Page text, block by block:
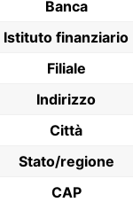
Banca
Istituto finanziario
Filiale
Indirizzo
Città
Stato/regione
CAP